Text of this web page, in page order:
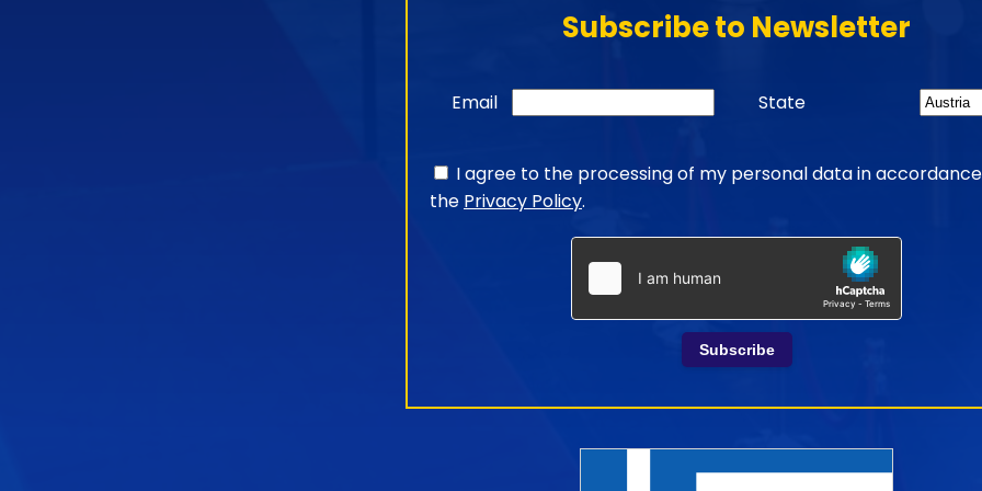
Subscribe to Newsletter
Email State
I agree to the processing of my personal data in
the Privacy Policy.
Subscribe